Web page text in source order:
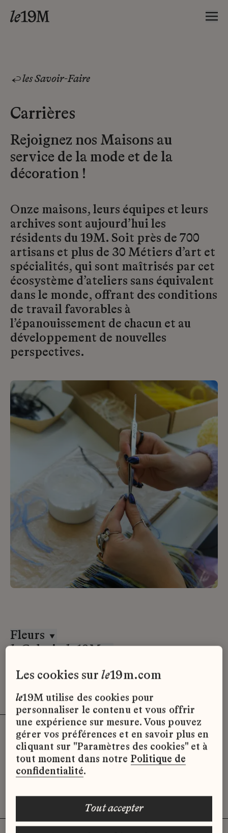
les Savoir-Faire
Carrières
Rejoignez nos Maisons au
service de la mode et de la
décoration !
Onze maisons, leurs équipes et leurs
archives sont aujourd’hui les
résidents du 19M. Soit près de 700
artisans et plus de 30 Métiers d’art et
spécialités, qui sont maîtrisés par cet
écosystème d’ateliers sans équivalent
dans le monde, offrant des conditions
de travail favorables à
l’épanouissement de chacun et au
développement de nouvelles
perspectives.
Fleurs
laGaleriedu19M
Désolé, il semble qu’il n’y ait pas
d’offres d’emploi disponibles pour le
moment.
les cookies surle19m.com
le19M utilise des cookies pour
personnaliser le contenu et vous offrir
une expérience sur mesure. Vous pouvez
gérer vos préférences et en savoir plus en
cliquant sur "Paramètres des cookies" et à
tout moment dans notre Politique de
confidentialité.
tout accepter